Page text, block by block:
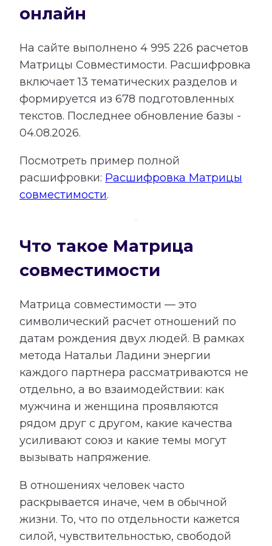
онлайн
На сайте выполнено 4 995 226 расчетов
Матрицы Совместимости. Расшифровка
включает13 тематических разделов и
формируется из 678 подготовленных
текстов. Последнее обновление базы -
04.08.2026.
Посмотреть пример полной
расшифровки: Расшифровка Матрицы
совместимости.
Что такое Матрица
совместимости
Матрица совместимости — это
символический расчет отношений по
датам рождения двух людей. В рамках
метода Натальи Ладини энергии
каждого партнера рассматриваются не
отдельно, а во взаимодействии: как
мужчина и женщина проявляются
рядом друг с другом, какие качества
усиливают союз и какие темы могут
вызывать напряжение.
В отношениях человек часто
раскрывается иначе, чем в обычной
жизни. То, что по отдельности кажется
силой, чувствительностью, свободой